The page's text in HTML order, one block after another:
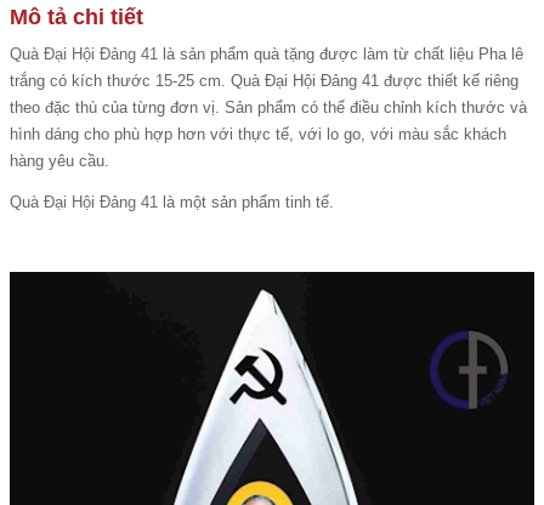
Mô tả chi tiết
Quà Đại Hội Đảng 41 là sản phẩm quà tặng được làm từ chất liệu Pha lê
trắng có kích thước 15-25 cm. Quà Đại Hội Đảng 41 được thiết kế riêng
theo đặc thù của từng đơn vị. Sản phẩm có thể điều chỉnh kích thước và
hình dáng cho phù hợp hơn với thực tế, với lo go, với màu sắc khách
hàng yêu cầu.
Quà Đại Hội Đảng 41 là một sản phẩm tinh tế.